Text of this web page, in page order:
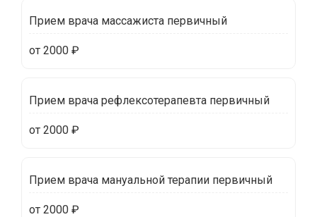
Прием врача массажиста первичный
от 2000 ₽
Прием врача рефлексотерапевта первичный
от 2000 ₽
Прием врача мануальной терапии первичный
от 2000 ₽